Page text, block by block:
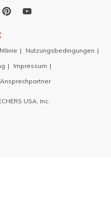
Nutzungsbedingungen
Impressum
USA, Inc.